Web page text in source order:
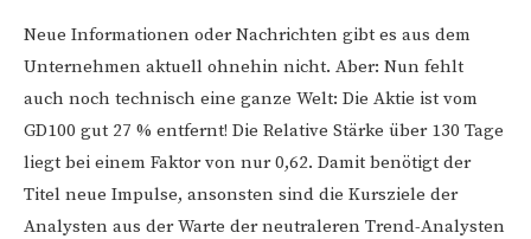
Neue Informationen oder Nachrichten gibt es aus dem
Unternehmen aktuell ohnehin nicht. Aber: Nun fehlt
auch noch technisch eine ganze Welt: Die Aktie ist vom
GD100 gut 27 % entfernt! Die Relative Stärke über 130 Tage
liegt bei einem Faktor von nur 0,62. Damit benötigt der
Titel neue Impulse, ansonsten sind die Kursziele der
Analysten aus der Warte der neutraleren Trend-Analysten